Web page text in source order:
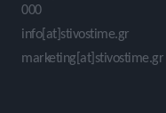
000
info[at]stivostime.gr
marketing[at]stivostime.gr